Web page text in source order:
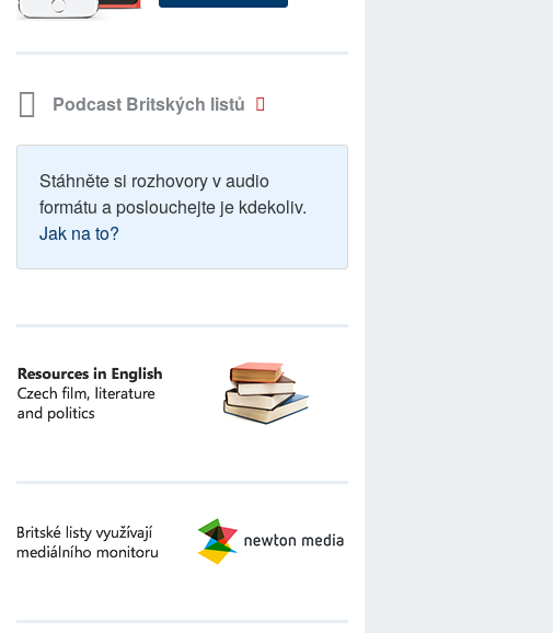
Podcast Britských listů
Stáhněte si rozhovory v audio
formátu a poslouchejte je kdekoliv.
Jak na to?